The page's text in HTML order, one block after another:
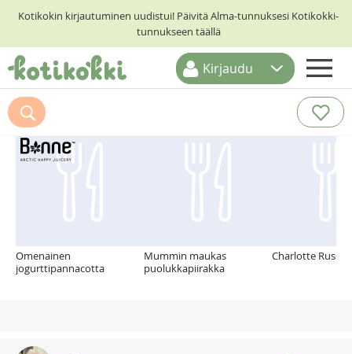
Kotikokin kirjautuminen uudistui! Päivitä Alma-tunnuksesi Kotikokki-
tunnukseen täällä
ETUSIVU
RESEPTIHAKU
RUOKATEEMAT
Kirjaudu
Suosittelemme myös
Omenainen
jogurttipannacotta
Mummin maukas
puolukkapiirakka
Charlotte Russe